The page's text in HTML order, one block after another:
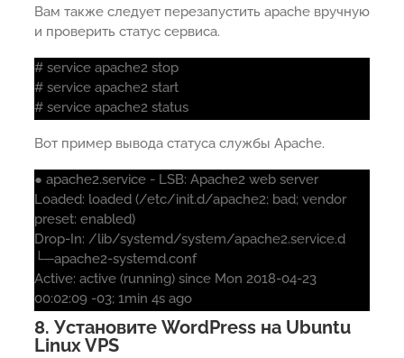
Вам также следует перезапустить apache вручную
и проверить статус сервиса.
# service apache2 stop
# service apache2 start
# service apache2 status
Вот пример вывода статуса службы Apache.
● apache2.service - LSB: Apache2 web server
Loaded: loaded (/etc/init.d/apache2; bad; vendor
preset: enabled)
Drop-In: /lib/systemd/system/apache2.service.d
└─apache2-systemd.conf
Active: active (running) since Mon 2018-04-23
00:02:09 -03; 1min 4s ago
8. Установите WordPress на Ubuntu
Linux VPS